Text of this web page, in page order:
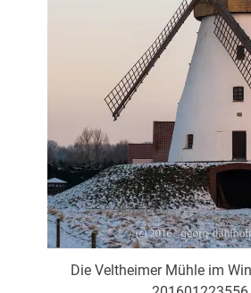
Die Veltheimer Mühle im